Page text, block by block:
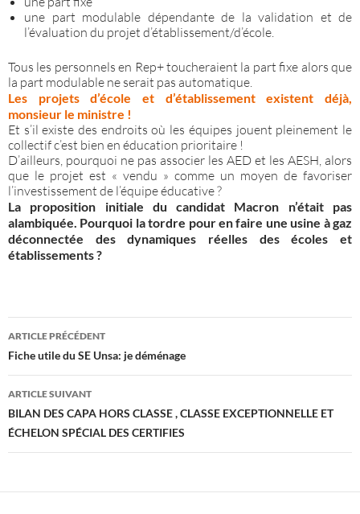
une part modulable dépendante de la validation et de
l’évaluation du projet d’établissement/d’école.
Tous les personnels en Rep+ toucheraient la part fixe alors que
la part modulable ne serait pas automatique.
Les projets d’école et d’établissement existent déjà,
monsieur le ministre !
Et s’il existe des endroits où les équipes jouent pleinement le
collectif c’est bien en éducation prioritaire !
D’ailleurs, pourquoi ne pas associer les AED et les AESH, alors
que le projet est « vendu » comme un moyen de favoriser
l’investissement de l’équipe éducative ?
La proposition initiale du candidat Macron n’était pas
alambiquée. Pourquoi la tordre pour en faire une usine à gaz
déconnectée des dynamiques réelles des écoles et
établissements ?
Navigation
des
articles
ARTICLE PRÉCÉDENT
Fiche utile du SE Unsa: je déménage
ARTICLE SUIVANT
BILAN DES CAPA HORS CLASSE , CLASSE EXCEPTIONNELLE ET
ÉCHELON SPÉCIAL DES CERTIFIES